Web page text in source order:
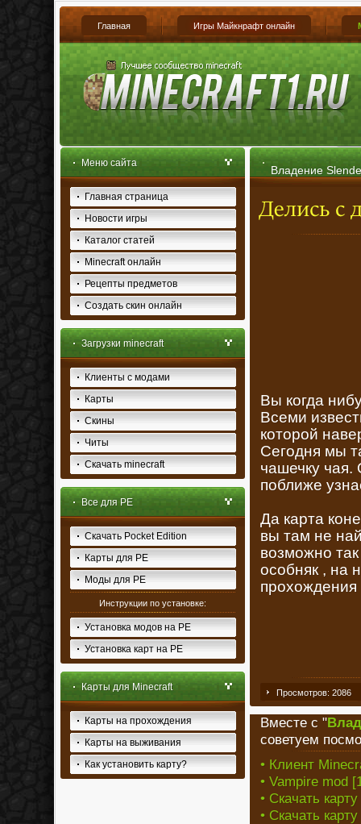
Главная Игры Майкнрафт онлайн
Меню сайта
Главная страница
Новости игры
Каталог статей
Minecraft онлайн
Рецепты предметов
Создать скин онлайн
Загрузки minecraft
Клиенты с модами
Карты
Скины
Читы
Скачать minecraft
Все для PE
Скачать Pocket Edition
Карты для PE
Моды для PE
Инструкции по установке:
Установка модов на PE
Установка карт на PE
Карты для Minecraft
Карты на прохождения
Карты на выживания
Как установить карту?
Владение
Вы когда
Всеми
которой
Сегодня мы
чашечку
поближе
Да карта
вы там не
возможно
особняк , на
прохождения
Просмотров: 2086
Вместе с "
советуем
• Клиент
• Vampire mod
• Скачать
• Скачать